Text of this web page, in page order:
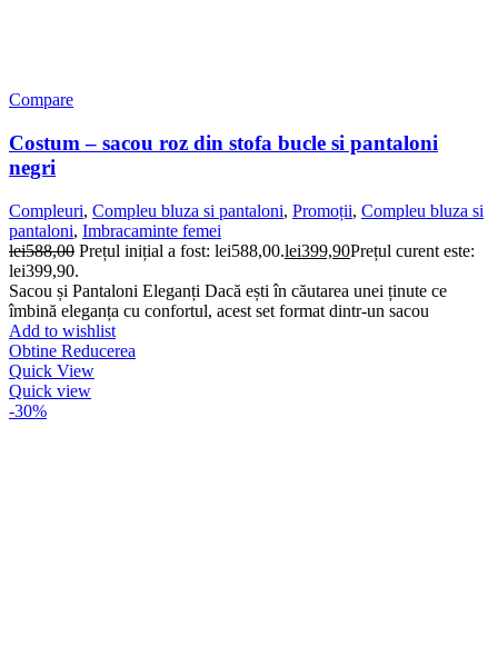
Compare
Costum – sacou roz din stofa bucle si pantaloni
negri
Compleuri, Compleu bluza si pantaloni, Promoții, Compleu bluza si
pantaloni, Imbracaminte femei
lei588,00 Prețul inițial a fost: lei588,00.lei399,90Prețul curent este:
lei399,90.
Sacou și Pantaloni Eleganți Dacă ești în căutarea unei ținute ce
îmbină eleganța cu confortul, acest set format dintr-un sacou
Add to wishlist
Obtine Reducerea
Quick View
Quick view
-30%